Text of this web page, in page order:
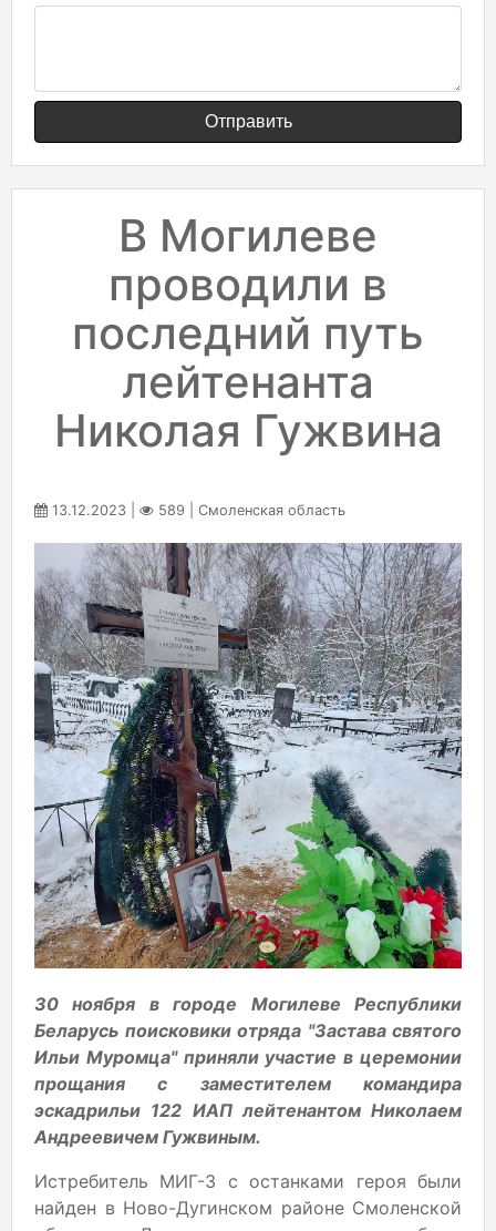
Отправить
В Могилеве
проводили в
последний путь
лейтенанта
Николая Гужвина
13.12.2023 | 589 | Смоленская область
30 ноября в городе Могилеве Республики
Беларусь поисковики отряда "Застава святого
Ильи Муромца" приняли участие в церемонии
прощания с заместителем командира
эскадрильи 122 ИАП лейтенантом Николаем
Андреевичем Гужвиным.
Истребитель МИГ-3 с останками героя были
найден в Ново-Дугинском районе Смоленской